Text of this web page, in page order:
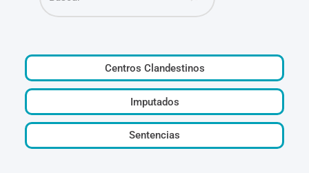
Centros Clandestinos
Imputados
Sentencias